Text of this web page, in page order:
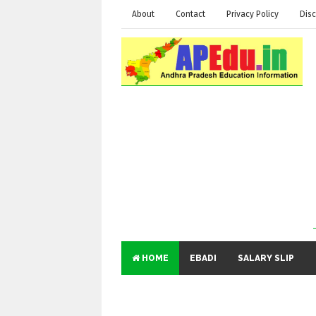
About Contact Privacy Policy
HOME EBADI SALARY SLIP